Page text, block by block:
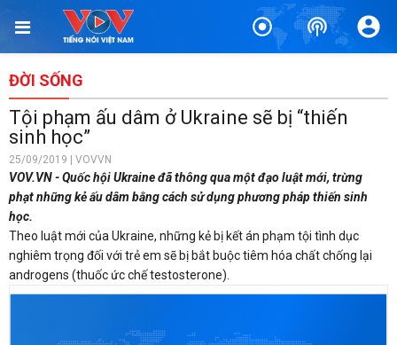
ĐỜI SỐNG
Tội phạm ấu dâm ở Ukraine sẽ bị “thiến
sinh học”
25/09/2019 | VOVVN
VOV.VN - Quốc hội Ukraine đã thông qua một đạo luật mới, trừng
phạt những kẻ ấu dâm bằng cách sử dụng phương pháp thiến sinh
học.
Theo luật mới của Ukraine, những kẻ bị kết án phạm tội tình dục
nghiêm trọng đối với trẻ em sẽ bị bắt buộc tiêm hóa chất chống lại
androgens (thuốc ức chế testosterone).